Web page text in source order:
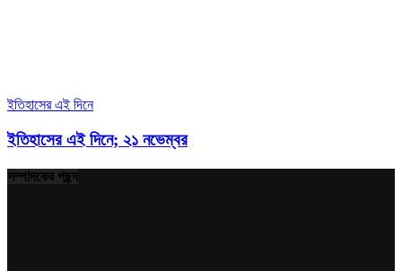
ইতিহাসের এই দিনে
ইতিহাসের এই দিনে; ২১ নভেম্বর
সম্পাদকের পছন্দ